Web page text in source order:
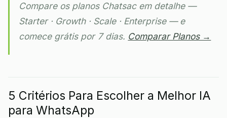
Compare os planos Chatsac em detalhe —
Starter · Growth · Scale · Enterprise — e
comece grátis por 7 dias. Comparar Planos →
5 Critérios Para Escolher a Melhor IA
para WhatsApp